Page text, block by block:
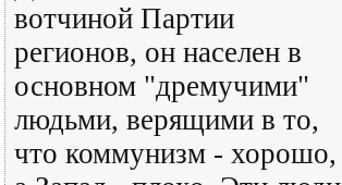
вотчиной Партии
регионов, он населен в
основном "дремучими"
людьми, верящими в то,
что коммунизм - хорошо,